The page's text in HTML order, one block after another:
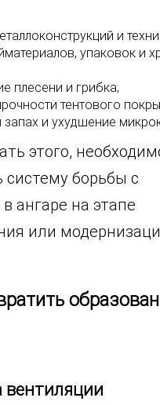
и
упаковок и
плесени и грибка;
тентового
запах и ухудшение
этого,
систему борьбы с
ангаре на этапе
или
вентиляции